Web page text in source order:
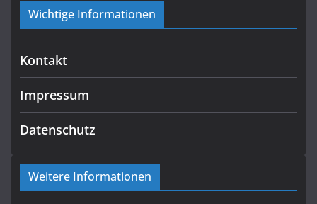
Wichtige Informationen
Kontakt
Impressum
Datenschutz
Weitere Informationen